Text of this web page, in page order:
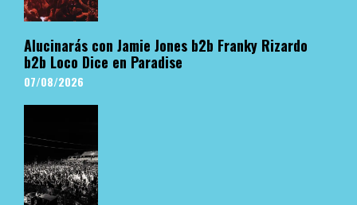
Alucinarás con Jamie Jones b2b Franky Rizardo
b2b Loco Dice en Paradise
07/08/2026